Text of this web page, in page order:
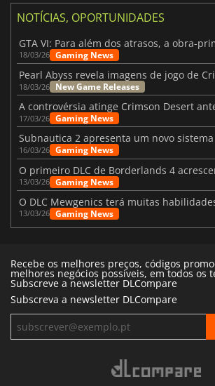
NOTÍCIAS, OPORTUNIDADES
18/03/26 Gaming News
18/03/26 New Game Releases
17/03/26 Gaming News
16/03/26 Gaming News
13/03/26 Gaming News
O DLC Mewgenics terá muitas
13/03/26 Gaming News
Recebe os melhores preços, códigos
melhores negócios possíveis, em todos os
Subscreve a newsletter DLCompare
Subscreva a newsletter DLCompare